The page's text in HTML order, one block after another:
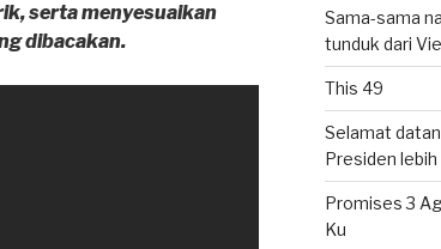
serta menyesuaikan
dibacakan.
Sama-sama
tunduk dari
This 49
Selamat
Presiden lebih
Promises 3
Ku